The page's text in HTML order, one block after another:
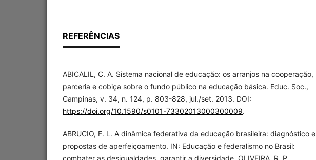
REFERÊNCIAS
ABICALIL, C. A. Sistema nacional de educação: os arranjos na cooperação,
parceria e cobiça sobre o fundo público na educação básica. Educ. Soc.,
Campinas, v. 34, n. 124, p. 803-828, jul./set. 2013. DOI:
https://doi.org/10.1590/s0101-73302013000300009.
ABRUCIO, F. L. A dinâmica federativa da educação brasileira: diagnóstico e
propostas de aperfeiçoamento. IN: Educação e federalismo no Brasil:
combater as desigualdades, garantir a diversidade. OLIVEIRA, R. P.